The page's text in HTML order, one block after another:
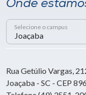
Onde
Selecione o campus
Rua Getúlio Vargas,
Joaçaba - SC - CEP